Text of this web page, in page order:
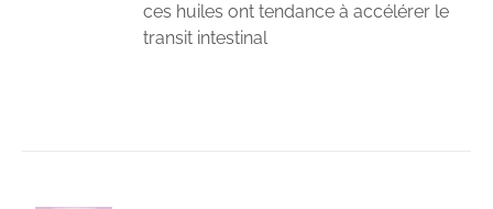
ces huiles ont tendance à accélérer le
transit intestinal